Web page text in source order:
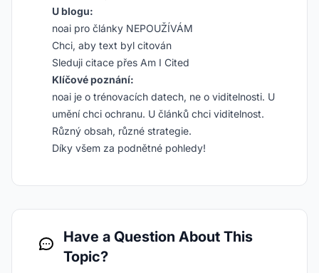
U blogu:
noai pro články NEPOUŽÍVÁM
Chci, aby text byl citován
Sleduji citace přes Am I Cited
Klíčové poznání:
noai je o trénovacích datech, ne o viditelnosti. U
umění chci ochranu. U článků chci viditelnost.
Různý obsah, různé strategie.
Díky všem za podnětné pohledy!
Have a Question About This
Topic?